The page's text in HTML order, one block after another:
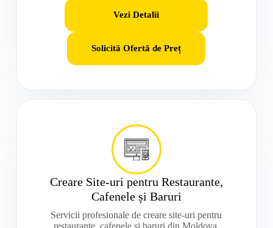
Vezi Detalii
Solicită Ofertă de Preț
Creare Site-uri pentru Restaurante,
Cafenele și Baruri
Servicii profesionale de creare site-uri pentru
restaurante, cafenele și baruri din Moldova,